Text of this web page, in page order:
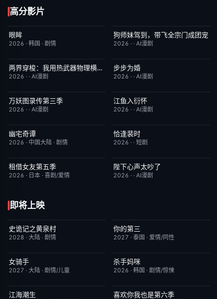
高分影片
HD中字
眼眸
2026 · 韩国 · 剧情
完结 10.0
狗师妹驾到，带飞全宗门成团宠
2026 · · AI漫剧
完结 10.0两界穿梭：我用热武器物理横推修真界
2026 · · AI漫剧
完结
步步为婚
2026 · · AI漫剧
完结
万妖图录传第三季
2026 · · AI漫剧
完结
江鱼入衍怀
2026 · · AI漫剧
更新至第14集
幽宅奇谭
2026 · 中国大陆 · 剧情
完结
恰逢裴时
2026 · · 短剧
已完结
租借女友第五季
2026 · 日本 · 喜剧/爱情
完结
陛下心声太吵了
2026 · · AI漫剧
即将上映
6月23日更新
史诡记之黄泉村
2028 · 大陆 · 剧情
更新至第02集
你的第三
2027 · 泰国 · 爱情/同性
7月15日更新
女骑手
2027 · 大陆 · 剧情/儿童
更新至第02集
杀手妈咪
2026 · 韩国 · 剧情/惊悚
更新至第24集
江海潮生 昨日更新
喜欢你我也是第六季